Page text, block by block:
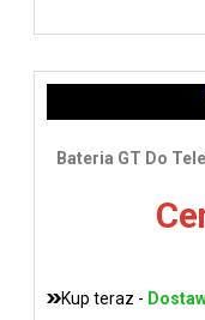
Bateria GT Do
Kup teraz -